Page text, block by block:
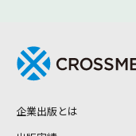
企業出版とは